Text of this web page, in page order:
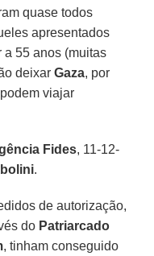
quase todos
apresentados
a 55 anos (muitas
deixarGaza, por
viajar
Fides, 11-12-
.
de autorização,
do Patriarcado
, tinham conseguido